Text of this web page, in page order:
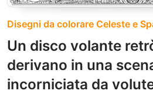
Disegni da colorare Celeste e
Un disco volante
derivano in una
incorniciata da